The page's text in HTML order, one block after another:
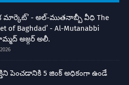
మార్కెట్’ - అల్-ముతనాబ్బీ వీధి The
of Baghdad’ - Al-Mutanabbi
అజ్గర్ అలీ.
పెంచడానికి 5 జింక్ అధికంగా ఉండే